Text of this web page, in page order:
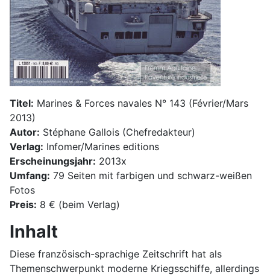
Titel: Marines & Forces navales N° 143 (Février/Mars
2013)
Autor: Stéphane Gallois (Chefredakteur)
Verlag: Infomer/Marines editions
Erscheinungsjahr: 2013x
Umfang: 79 Seiten mit farbigen und schwarz-weißen
Fotos
Preis: 8 € (beim Verlag)
Inhalt
Diese französisch-sprachige Zeitschrift hat als
Themenschwerpunkt moderne Kriegsschiffe, allerdings